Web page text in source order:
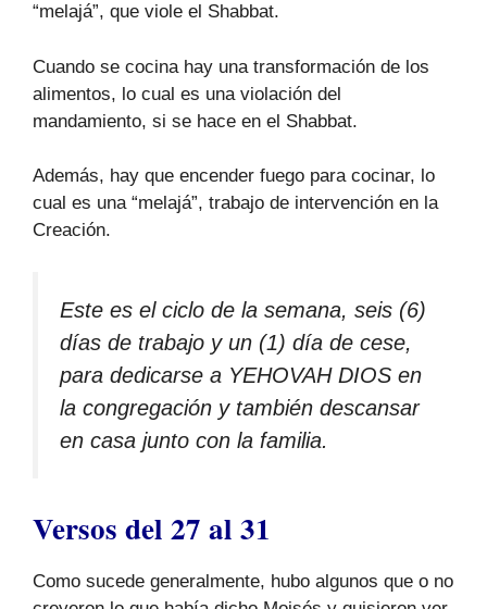
“melajá”, que viole el Shabbat.
Cuando se cocina hay una transformación de los
alimentos, lo cual es una violación del
mandamiento, si se hace en el Shabbat.
Además, hay que encender fuego para cocinar, lo
cual es una “melajá”, trabajo de intervención en la
Creación.
Este es el ciclo de la semana, seis (6)
días de trabajo y un (1) día de cese,
para dedicarse a YEHOVAH DIOS en
la congregación y también descansar
en casa junto con la familia.
Versos del 27 al 31
Como sucede generalmente, hubo algunos que o no